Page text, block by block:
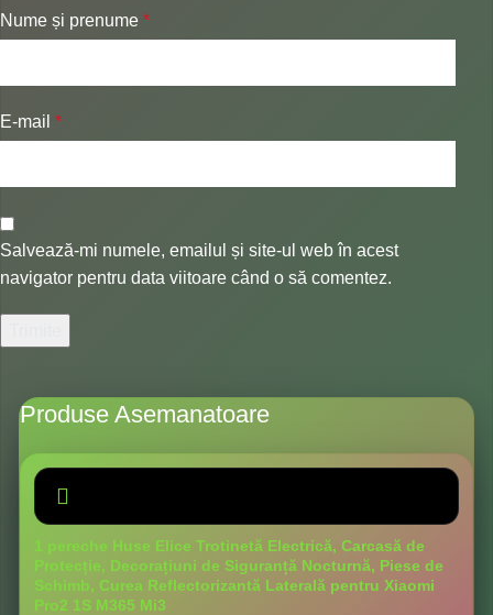
Nume și prenume*
E-mail*
Salvează-mi numele, emailul și site-ul web în acest
navigator pentru data viitoare când o să comentez.
Produse Asemanatoare
1 pereche Huse Elice Trotinetă Electrică, Carcasă de
Protecție, Decorațiuni de Siguranță Nocturnă, Piese de
Schimb, Curea Reflectorizantă Laterală pentru Xiaomi
Pro2 1S M365 Mi3